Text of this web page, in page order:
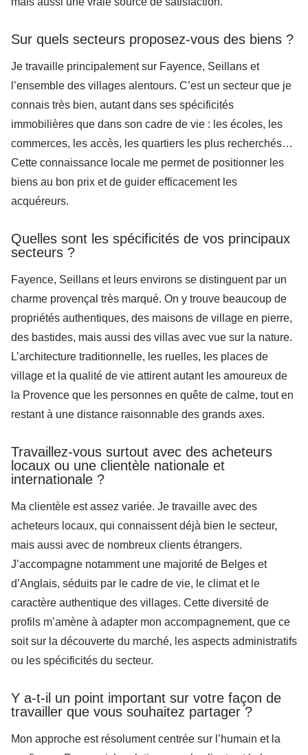
Sur quels secteurs proposez-vous des biens ?
Je travaille principalement sur Fayence, Seillans et
l’ensemble des villages alentours. C’est un secteur que je
connais très bien, autant dans ses spécificités
immobilières que dans son cadre de vie : les écoles, les
commerces, les accès, les quartiers les plus recherchés…
Cette connaissance locale me permet de positionner les
biens au bon prix et de guider efficacement les
acquéreurs.
Quelles sont les spécificités de vos principaux
secteurs ?
Fayence, Seillans et leurs environs se distinguent par un
charme provençal très marqué. On y trouve beaucoup de
propriétés authentiques, des maisons de village en pierre,
des bastides, mais aussi des villas avec vue sur la nature.
L’architecture traditionnelle, les ruelles, les places de
village et la qualité de vie attirent autant les amoureux de
la Provence que les personnes en quête de calme, tout en
restant à une distance raisonnable des grands axes.
Travaillez-vous surtout avec des acheteurs
locaux ou une clientèle nationale et
internationale ?
Ma clientèle est assez variée. Je travaille avec des
acheteurs locaux, qui connaissent déjà bien le secteur,
mais aussi avec de nombreux clients étrangers.
J’accompagne notamment une majorité de Belges et
d’Anglais, séduits par le cadre de vie, le climat et le
caractère authentique des villages. Cette diversité de
profils m’amène à adapter mon accompagnement, que ce
soit sur la découverte du marché, les aspects administratifs
ou les spécificités du secteur.
Y a-t-il un point important sur votre façon de
travailler que vous souhaitez partager ?
Mon approche est résolument centrée sur l’humain et la